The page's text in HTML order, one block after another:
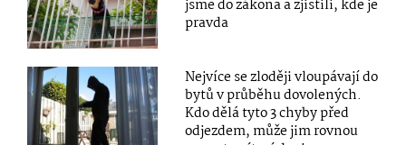
jsme do zákona a zjistili, kde je
pravda
Nejvíce se zloději vloupávají do
bytů v průběhu dovolených.
Kdo dělá tyto 3 chyby před
odjezdem, může jim rovnou